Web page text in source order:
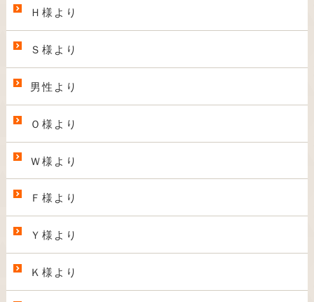
Ｈ様より
Ｓ様より
男性より
Ｏ様より
Ｗ様より
Ｆ様より
Ｙ様より
Ｋ様より